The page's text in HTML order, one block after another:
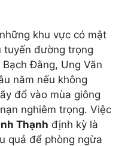
khu vực có mật
tuyến đường trọng
Đằng, Ung Văn
năm nếu không
đổ vào mùa giông
nghiêm trọng. Việc
Thạnh định kỳ là
quả để phòng ngừa